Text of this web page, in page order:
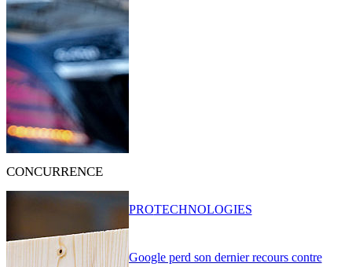
CONCURRENCE
Google perd son dernier recours contre
PROTECHNOLOGIES